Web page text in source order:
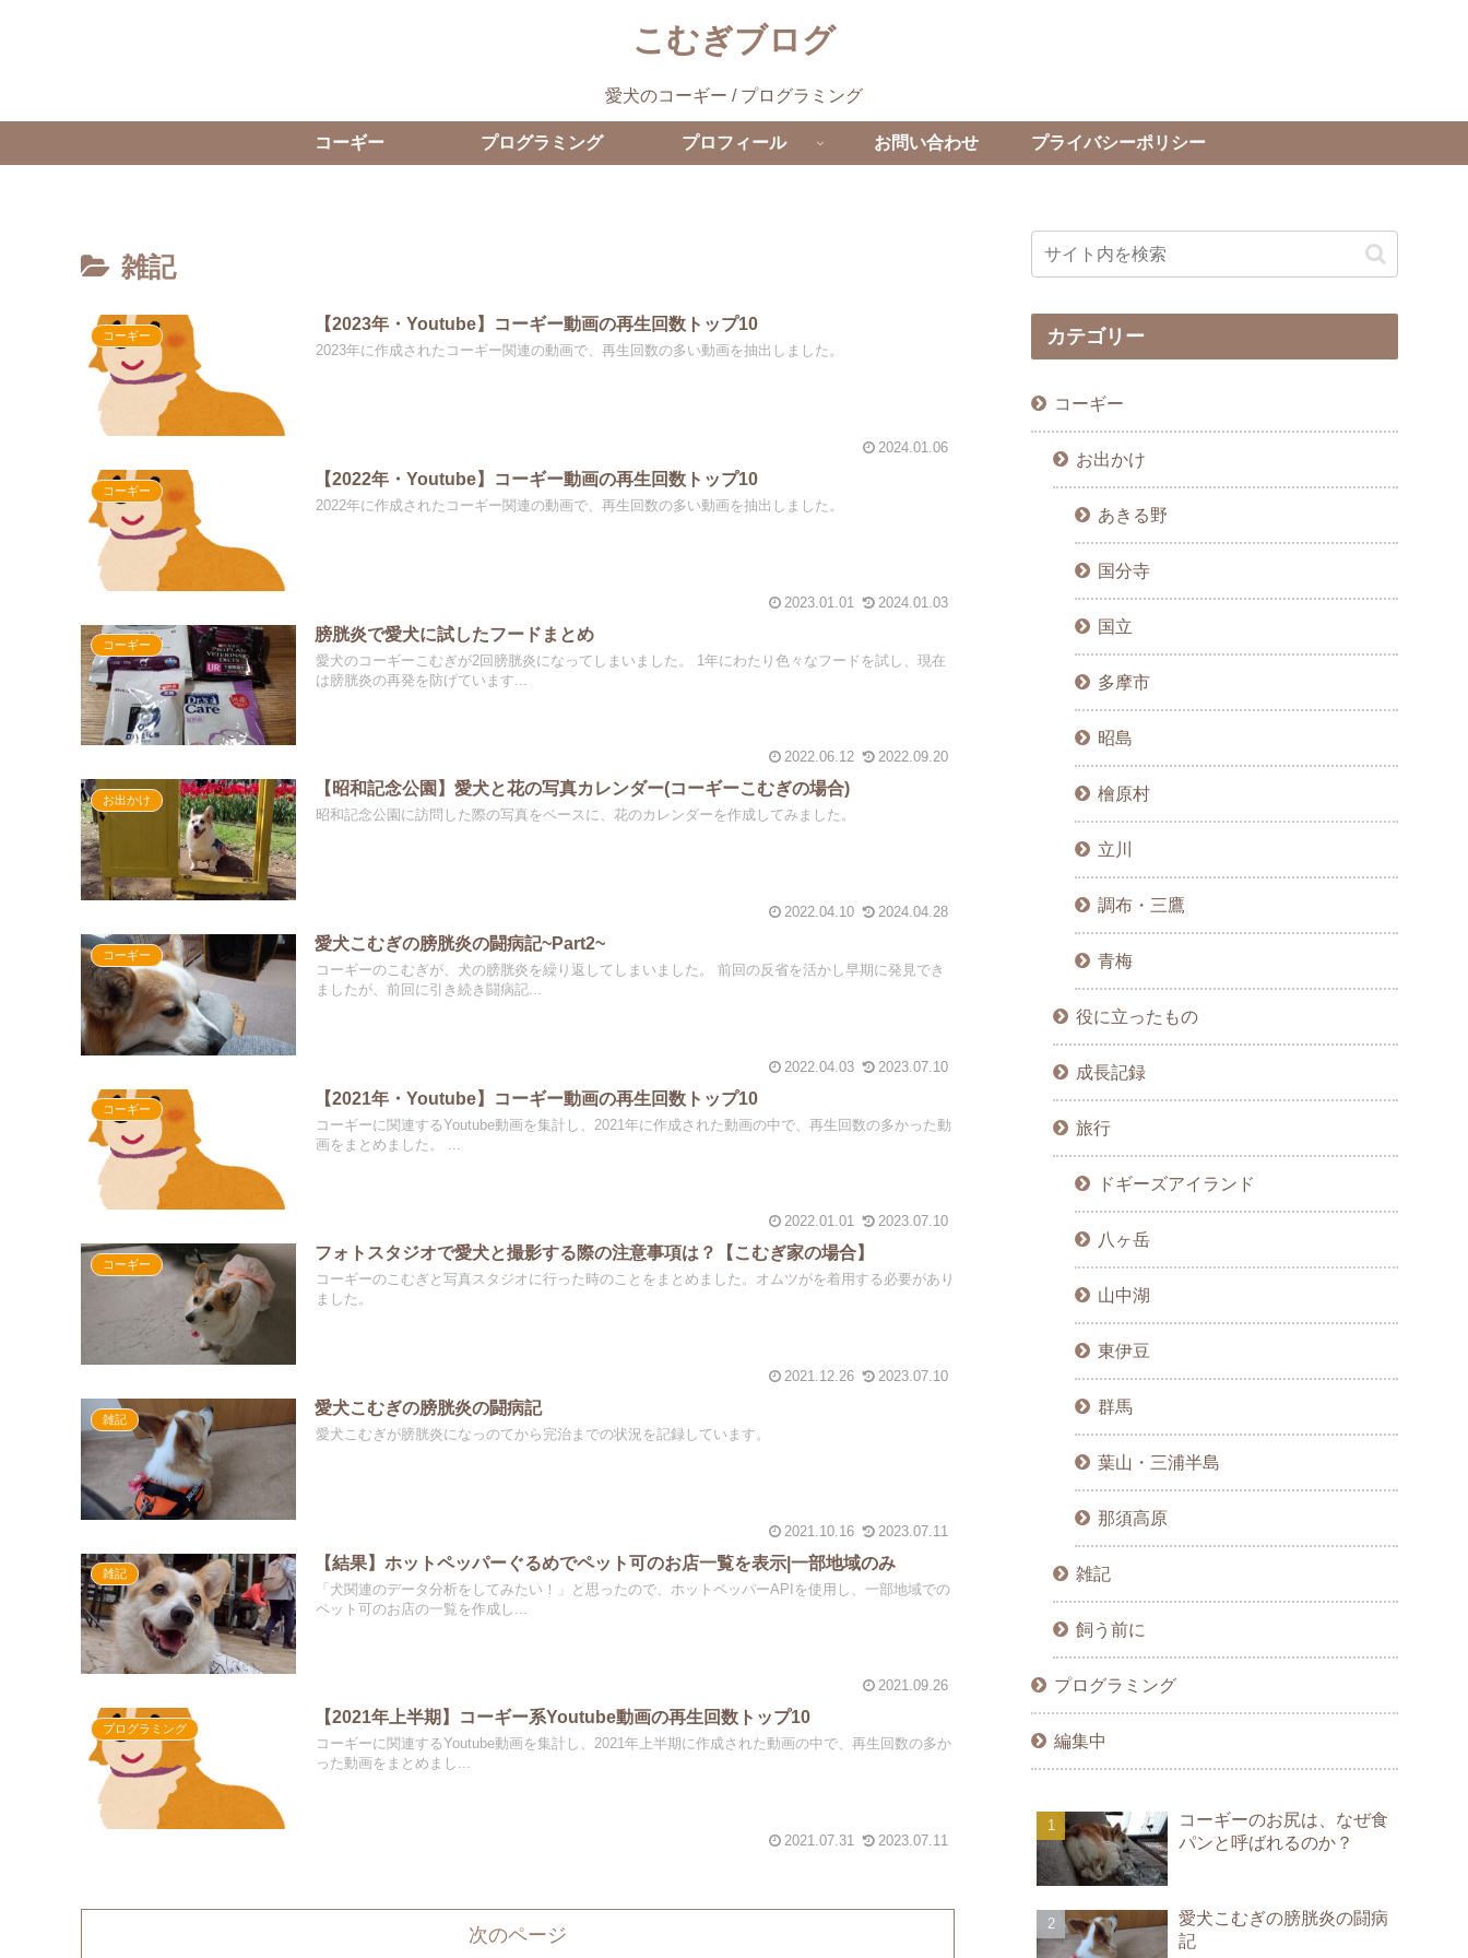
こむぎブログ
愛犬のコーギー / プログラミング
コーギー プログラミング プロフィール お問い合わせ プライバシーポリシー
雑記
コーギー
【2023年・Youtube】コーギー動画の再生回数トップ10
2023年に作成されたコーギー関連の動画で、再生回数の多い動画を抽出しました。
2024.01.06
コーギー
【2022年・Youtube】コーギー動画の再生回数トップ10
2022年に作成されたコーギー関連の動画で、再生回数の多い動画を抽出しました。
2023.01.01 2024.01.03
コーギー
膀胱炎で愛犬に試したフードまとめ
愛犬のコーギーこむぎが2回膀胱炎になってしまいました。 1年にわたり色々なフードを試し、現在
は膀胱炎の再発を防げています...
2022.06.12 2022.09.20
お出かけ
【昭和記念公園】愛犬と花の写真カレンダー(コーギーこむぎの場合)
昭和記念公園に訪問した際の写真をベースに、花のカレンダーを作成してみました。
2022.04.10 2024.04.28
コーギー
愛犬こむぎの膀胱炎の闘病記~Part2~
コーギーのこむぎが、犬の膀胱炎を繰り返してしまいました。 前回の反省を活かし早期に発見でき
ましたが、前回に引き続き闘病記...
2022.04.03 2023.07.10
コーギー
【2021年・Youtube】コーギー動画の再生回数トップ10
コーギーに関連するYoutube動画を集計し、2021年に作成された動画の中で、再生回数の多かった動
画をまとめました。 ...
2022.01.01 2023.07.10
コーギー
フォトスタジオで愛犬と撮影する際の注意事項は？【こむぎ家の場合】
コーギーのこむぎと写真スタジオに行った時のことをまとめました。オムツがを着用する必要があり
ました。
2021.12.26 2023.07.10
雑記
愛犬こむぎの膀胱炎の闘病記
愛犬こむぎが膀胱炎になっのてから完治までの状況を記録しています。
2021.10.16 2023.07.11
雑記
【結果】ホットペッパーぐるめでペット可のお店一覧を表示|一部地域のみ
「犬関連のデータ分析をしてみたい！」と思ったので、ホットペッパーAPIを使用し、一部地域での
ペット可のお店の一覧を作成し...
2021.09.26
プログラミング
【2021年上半期】コーギー系Youtube動画の再生回数トップ10
コーギーに関連するYoutube動画を集計し、2021年上半期に作成された動画の中で、再生回数の多か
った動画をまとめまし...
2021.07.31 2023.07.11
次のページ
カテゴリー
コーギー
お出かけ
あきる野
国分寺
国立
多摩市
昭島
檜原村
立川
調布・三鷹
青梅
役に立ったもの
成長記録
旅行
ドギーズアイランド
八ヶ岳
山中湖
東伊豆
群馬
葉山・三浦半島
那須高原
雑記
飼う前に
プログラミング
編集中
コーギーのお尻は、なぜ食
パンと呼ばれるのか？
愛犬こむぎの膀胱炎の闘病
記